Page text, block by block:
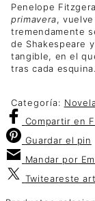
Penelope
primavera,
tremendamente
de Shakespeare
tangible, en el
tras cada esquina.
Categoría:
Compartir en
Guardar el pin
Mandar por
Twiteareste